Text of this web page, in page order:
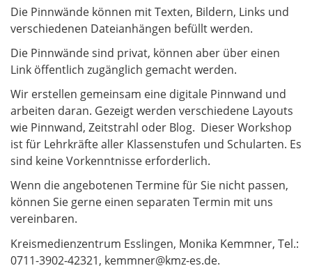
Die Pinnwände können mit Texten, Bildern, Links und
verschiedenen Dateianhängen befüllt werden.
Die Pinnwände sind privat, können aber über einen
Link öffentlich zugänglich gemacht werden.
Wir erstellen gemeinsam eine digitale Pinnwand und
arbeiten daran. Gezeigt werden verschiedene Layouts
wie Pinnwand, Zeitstrahl oder Blog. Dieser Workshop
ist für Lehrkräfte aller Klassenstufen und Schularten. Es
sind keine Vorkenntnisse erforderlich.
Wenn die angebotenen Termine für Sie nicht passen,
können Sie gerne einen separaten Termin mit uns
vereinbaren.
Kreismedienzentrum Esslingen, Monika Kemmner, Tel.:
0711-3902-42321, kemmner@kmz-es.de.